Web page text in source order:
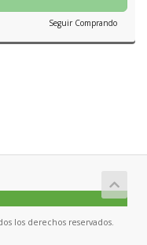
Seguir Comprando
los derechos reservados.